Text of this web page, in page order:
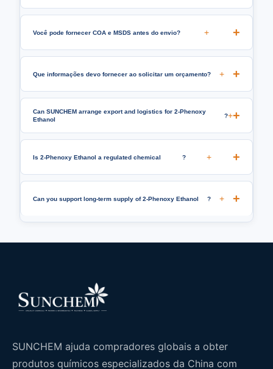
Você pode fornecer COA e MSDS antes do envio? +
Que informações devo fornecer ao solicitar um orçamento? +
Can SUNCHEM arrange export and logistics for 2-Phenoxy
Ethanol
?+
Is 2-Phenoxy Ethanol a regulated chemical ? +
Can you support long-term supply of 2-Phenoxy Ethanol ? +
SUNCHEM ajuda compradores globais a obter
produtos químicos especializados da China com